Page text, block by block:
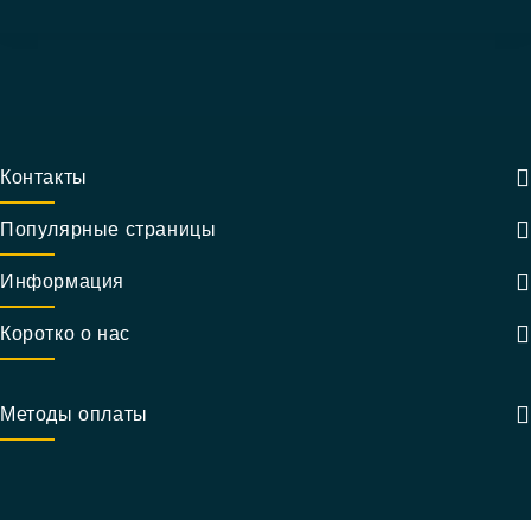
Контакты
Популярные страницы
Информация
Коротко о нас
Методы оплаты